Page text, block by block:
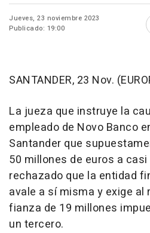
Jueves, 23 noviembre 2023
Publicado: 19:00
SANTANDER, 23 Nov.
La jueza que instruye la
empleado de Novo Banco
Santander que
50 millones de euros a
rechazado que la entidad
avale a sí misma y exige al
fianza de 19 millones
un tercero.